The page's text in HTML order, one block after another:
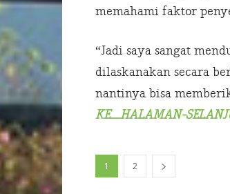
memahami faktor
“Jadi saya sangat
dilaskanakan secara
nantinya bisa
KE_HALAMAN-
1 2